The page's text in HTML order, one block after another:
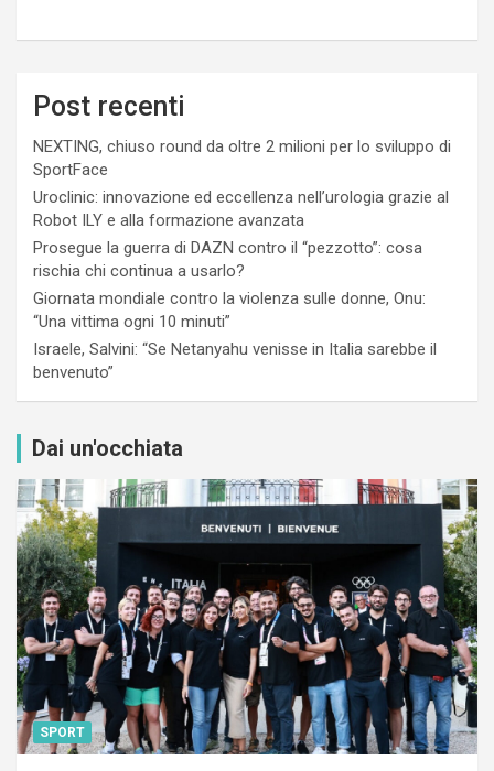
Post recenti
NEXTING, chiuso round da oltre 2 milioni per lo sviluppo di
SportFace
Uroclinic: innovazione ed eccellenza nell’urologia grazie al
Robot ILY e alla formazione avanzata
Prosegue la guerra di DAZN contro il “pezzotto”: cosa
rischia chi continua a usarlo?
Giornata mondiale contro la violenza sulle donne, Onu:
“Una vittima ogni 10 minuti”
Israele, Salvini: “Se Netanyahu venisse in Italia sarebbe il
benvenuto”
Dai un'occhiata
SPORT